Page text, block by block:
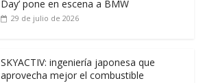
Day’ pone en escena a BMW
29 de julio de 2026
SKYACTIV: ingeniería japonesa que
aprovecha mejor el combustible